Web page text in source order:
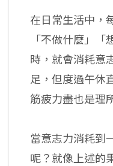
在日常生活中，
「不做什麼」
時，就會消耗意
足，但度過午休
筋疲力盡也是理
當意志力消耗到
呢？就像上述的